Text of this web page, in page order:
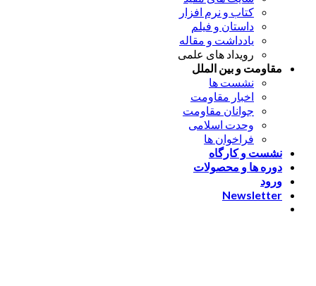
کتاب و نرم افزار
داستان و فیلم
یادداشت و مقاله
رویداد های علمی
مقاومت و بین الملل
نشست ها
اخبار مقاومت
جوانان مقاومت
وحدت اسلامی
فراخوان ها
نشست و کارگاه
دوره ها و محصولات
ورود
Newsletter